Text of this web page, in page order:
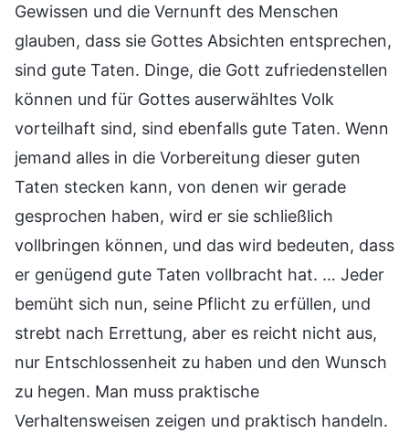
Gewissen und die Vernunft des Menschen
glauben, dass sie Gottes Absichten entsprechen,
sind gute Taten. Dinge, die Gott zufriedenstellen
können und für Gottes auserwähltes Volk
vorteilhaft sind, sind ebenfalls gute Taten. Wenn
jemand alles in die Vorbereitung dieser guten
Taten stecken kann, von denen wir gerade
gesprochen haben, wird er sie schließlich
vollbringen können, und das wird bedeuten, dass
er genügend gute Taten vollbracht hat. … Jeder
bemüht sich nun, seine Pflicht zu erfüllen, und
strebt nach Errettung, aber es reicht nicht aus,
nur Entschlossenheit zu haben und den Wunsch
zu hegen. Man muss praktische
Verhaltensweisen zeigen und praktisch handeln.